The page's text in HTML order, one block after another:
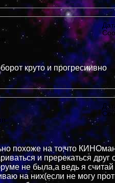
круто и прогресиивно
похоже на то,что
и пререкаться
не была,а ведь я
на них(если не могу